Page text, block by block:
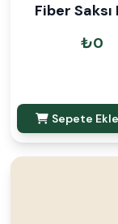
Fiber Saksı
₺0
Sepete Ekle